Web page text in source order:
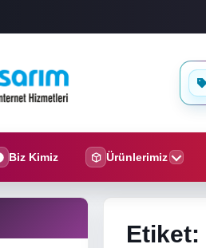
Ürünlerimiz
Biz Kimiz
Etiket: